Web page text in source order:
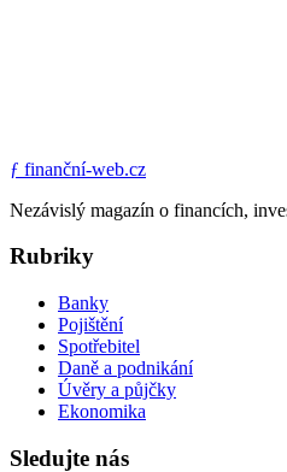
ƒ finanční-web.cz
Nezávislý magazín o financích,
Rubriky
Banky
Pojištění
Spotřebitel
Daně a podnikání
Úvěry a půjčky
Ekonomika
Sledujte nás